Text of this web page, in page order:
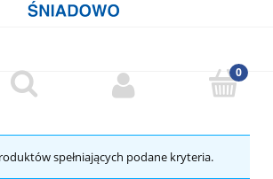
spełniających podane kryteria.